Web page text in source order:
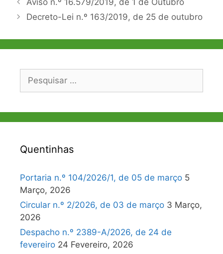
de
Aviso n.º 16.579/2019, de 1 de Outubro
Decreto-Lei n.º 163/2019, de 25 de outubro
Pesquisar
Quentinhas
Portaria n.º 104/2026/1, de 05 de março 5
Março, 2026
Circular n.º 2/2026, de 03 de março 3 Março,
2026
Despacho n.º 2389-A/2026, de 24 de
fevereiro 24 Fevereiro, 2026